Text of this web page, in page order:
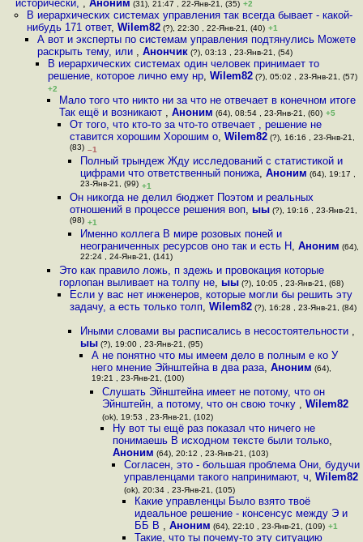
исторически, ,Аноним (31), 21:47 , 22-Янв-21, (35) +2
В иерархических системах управления так всегда бывает - какой-
нибудь 171 ответ, Wilem82(?), 22:30 , 22-Янв-21, (40) +1
А вот и эксперты по системам управления подтянулись Можете
раскрыть тему, или , Анончик(?), 03:13 , 23-Янв-21, (54)
В иерархических системах один человек принимает то
решение, которое лично ему нр,Wilem82 (?), 05:02 , 23-Янв-21, (57)
+2
Мало того что никто ни за что не отвечает в конечном итоге
Так ещё и возникают , Аноним (64), 08:54 , 23-Янв-21, (60) +5
От того, что кто-то за что-то отвечает , решение не
ставится хорошим Хорошим о, Wilem82(?), 16:16 , 23-Янв-21,
(83) –1
Полный трындеж Жду исследований с статистикой и
цифрами что ответственный понижа,Аноним (64), 19:17 ,
23-Янв-21, (99) +1
Он никогда не делил бюджет Поэтом и реальных
отношений в процессе решения воп, ыы(?), 19:16 , 23-Янв-21,
(98) +1
Именно коллега В мире розовых поней и
неограниченных ресурсов оно так и есть Н,Аноним (64),
22:24 , 24-Янв-21, (141)
Это как правило ложь, п здежь и провокация которые
горлопан выливает на толпу не, ыы(?), 10:05 , 23-Янв-21, (68)
Если у вас нет инженеров, которые могли бы решить эту
задачу, а есть только толп, Wilem82(?), 16:28 , 23-Янв-21, (84)
Иными словами вы расписались в несостоятельности ,
ыы (?), 19:00 , 23-Янв-21, (95)
А не понятно что мы имеем дело в полным е ко У
него мнение Эйнштейна в два раза, Аноним (64),
19:21 , 23-Янв-21, (100)
Слушать Эйнштейна имеет не потому, что он
Эйнштейн, а потому, что он свою точку , Wilem82
(ok), 19:53 , 23-Янв-21, (102)
Ну вот ты ещё раз показал что ничего не
понимаешь В исходном тексте были только,
Аноним (64), 20:12 , 23-Янв-21, (103)
Согласен, это - большая проблема Они, будучи
управленцами такого напринимают, ч, Wilem82
(ok), 20:34 , 23-Янв-21, (105)
Какие управленцы Было взято твоё
идеальное решение - консенсус между Э и
ББ В , Аноним (64), 22:10 , 23-Янв-21, (109) +1
Такие, что ты почему-то эту ситуацию